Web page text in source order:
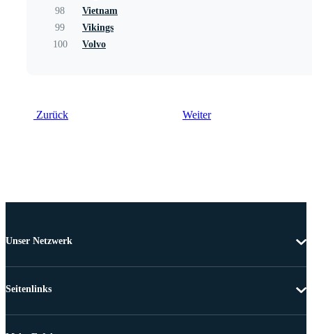
98
Vietnam
99
Vikings
100
Volvo
Zurück Weiter
Unser Netzwerk
Seitenlinks